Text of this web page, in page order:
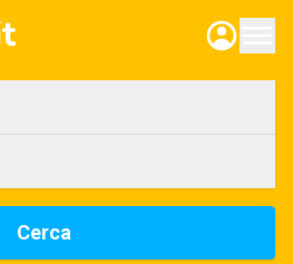
Cerca